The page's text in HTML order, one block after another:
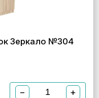
Зеркало №304
− +